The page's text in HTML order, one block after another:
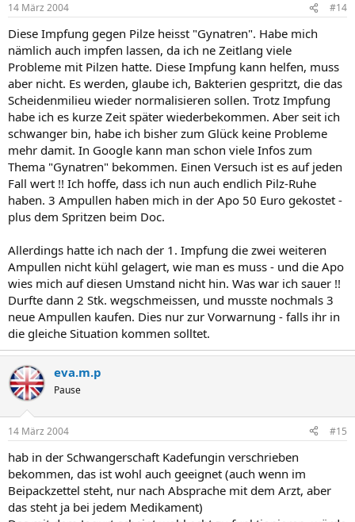
14 März 2004 #14
Diese Impfung gegen Pilze heisst "Gynatren". Habe mich
nämlich auch impfen lassen, da ich ne Zeitlang viele
Probleme mit Pilzen hatte. Diese Impfung kann helfen, muss
aber nicht. Es werden, glaube ich, Bakterien gespritzt, die das
Scheidenmilieu wieder normalisieren sollen. Trotz Impfung
habe ich es kurze Zeit später wiederbekommen. Aber seit ich
schwanger bin, habe ich bisher zum Glück keine Probleme
mehr damit. In Google kann man schon viele Infos zum
Thema "Gynatren" bekommen. Einen Versuch ist es auf jeden
Fall wert !! Ich hoffe, dass ich nun auch endlich Pilz-Ruhe
haben. 3 Ampullen haben mich in der Apo 50 Euro gekostet -
plus dem Spritzen beim Doc.
Allerdings hatte ich nach der 1. Impfung die zwei weiteren
Ampullen nicht kühl gelagert, wie man es muss - und die Apo
wies mich auf diesen Umstand nicht hin. Was war ich sauer !!
Durfte dann 2 Stk. wegschmeissen, und musste nochmals 3
neue Ampullen kaufen. Dies nur zur Vorwarnung - falls ihr in
die gleiche Situation kommen solltet.
eva.m.p
Pause
14 März 2004 #15
hab in der Schwangerschaft Kadefungin verschrieben
bekommen, das ist wohl auch geeignet (auch wenn im
Beipackzettel steht, nur nach Absprache mit dem Arzt, aber
das steht ja bei jedem Medikament)